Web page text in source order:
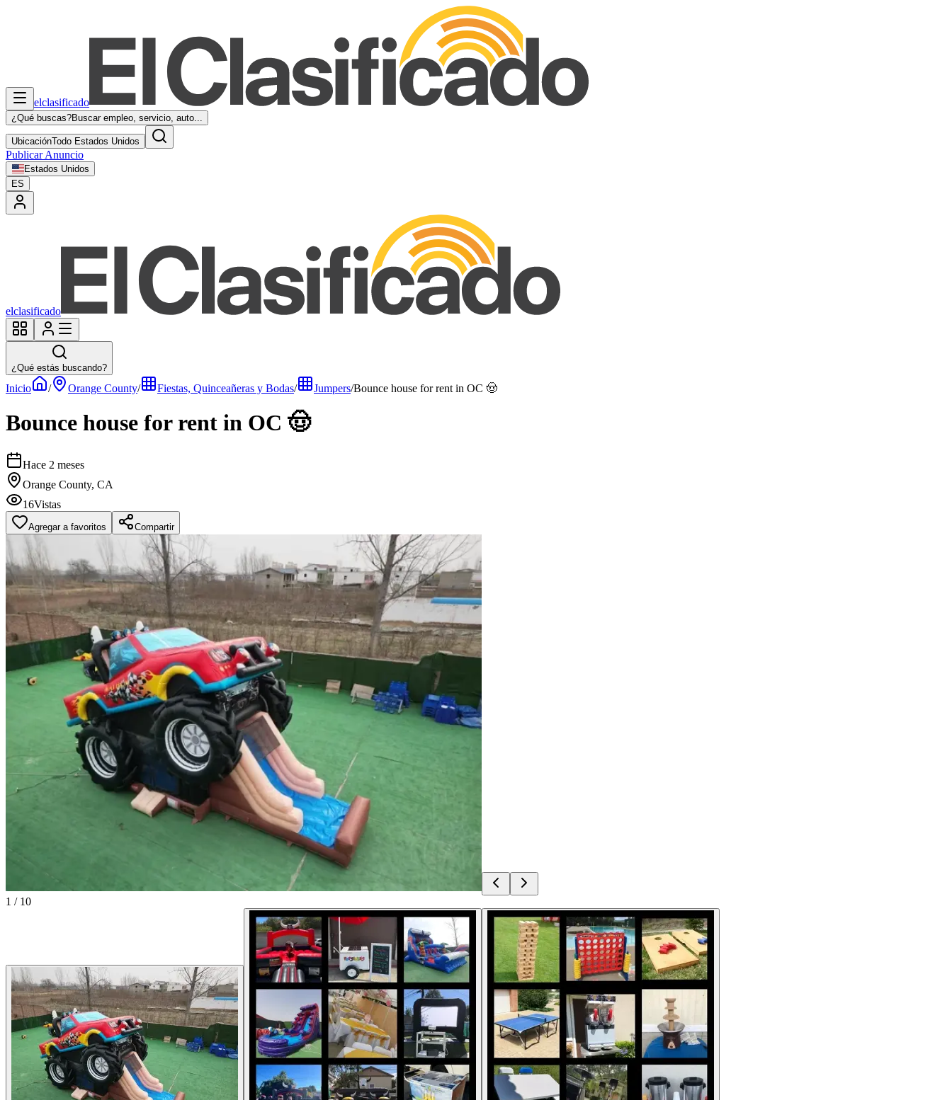
elclasificado
¿Qué buscas?Buscar empleo, servicio, auto...
UbicaciónTodo Estados Unidos
Publicar Anuncio
Estados Unidos
ES
elclasificado
¿Qué estás buscando?
Inicio / Orange County/ Fiestas, Quinceañeras y Bodas/ Jumpers/Bounce house for rent in OC 🤠
Bounce house for rent in OC 🤠
Hace 2 meses
Orange County, CA
16Vistas
Agregar a favoritos Compartir
1 / 10